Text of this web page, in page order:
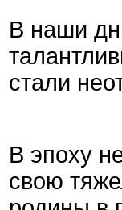
В наши
стали
В эпоху
свою